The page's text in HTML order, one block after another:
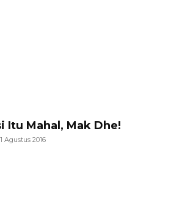
Itu Mahal, Mak Dhe!
Agustus 2016